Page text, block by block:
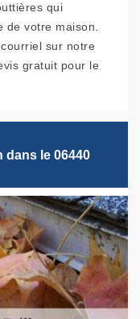
qui
de votre maison.
sur notre
gratuit pour le
dans le 06440